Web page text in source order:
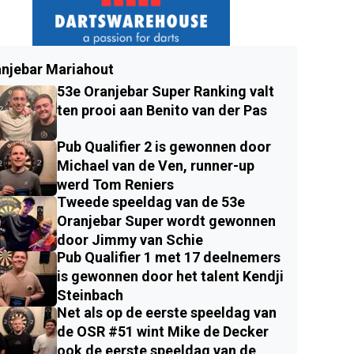
Mariahout
53e Oranjebar Super Ranking valt
ten prooi aan Benito van der Pas
Pub Qualifier 2 is gewonnen door
Michael van de Ven, runner-up
werd Tom Reniers
Tweede speeldag van de 53e
Oranjebar Super wordt gewonnen
door Jimmy van Schie
Pub Qualifier 1 met 17 deelnemers
is gewonnen door het talent Kendji
Steinbach
Net als op de eerste speeldag van
de OSR #51 wint Mike de Decker